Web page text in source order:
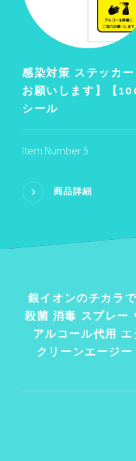
感染対策 ステッカ
お願いします】【
シール
Item Number 5
商品詳細
銀イオンのチカラ
殺菌 消毒 スプレー
アルコール代用
クリーンエージ